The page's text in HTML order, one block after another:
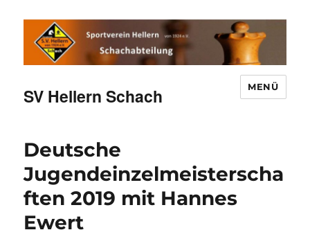
SV Hellern Schach MENÜ
Deutsche
Jugendeinzelmeisterscha
ften 2019 mit Hannes
Ewert